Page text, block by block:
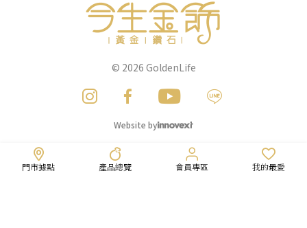
門市據點 產品總覽 會員專區 我的最愛
© 2026 GoldenLife
Website by